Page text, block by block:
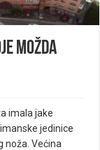
možda
imala jake
jedinice
noža. Većina